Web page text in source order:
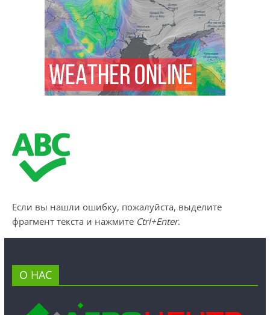
Если вы нашли ошибку, пожалуйста, выделите
фрагмент текста и нажмите Ctrl+Enter.
О НАС